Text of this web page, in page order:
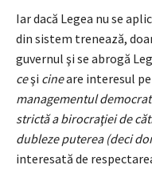
Iar dacă Legea nu se
din sistem trenează,
guvernul şi se abrogă
ceşi cineare interesul
managementul
strictă a birocraţiei de
dubleze puterea (deci
interesată de